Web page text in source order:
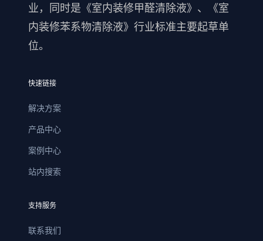
业，同时是《室内装修甲醛清除液》、《室
内装修苯系物清除液》行业标准主要起草单
位。
快速链接
解决方案
产品中心
案例中心
站内搜索
支持服务
联系我们